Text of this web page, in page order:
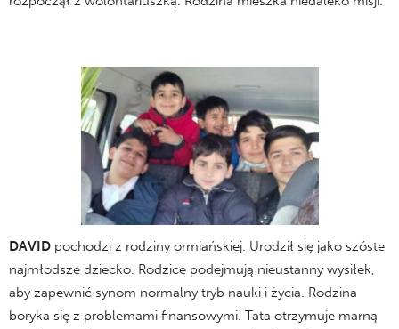
DAVID pochodzi z rodziny ormiańskiej. Urodził się jako szóste
najmłodsze dziecko. Rodzice podejmują nieustanny wysiłek,
aby zapewnić synom normalny tryb nauki i życia. Rodzina
boryka się z problemami finansowymi. Tata otrzymuje marną